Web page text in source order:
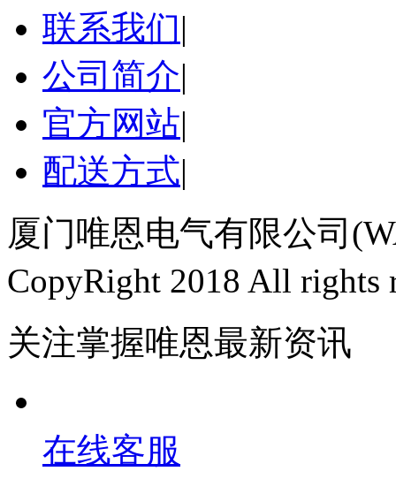
联系我们|
公司简介|
官方网站|
配送方式|
厦门唯恩电气有限公司
CopyRight 2018 All rights
关注掌握唯恩最新资讯
在线客服